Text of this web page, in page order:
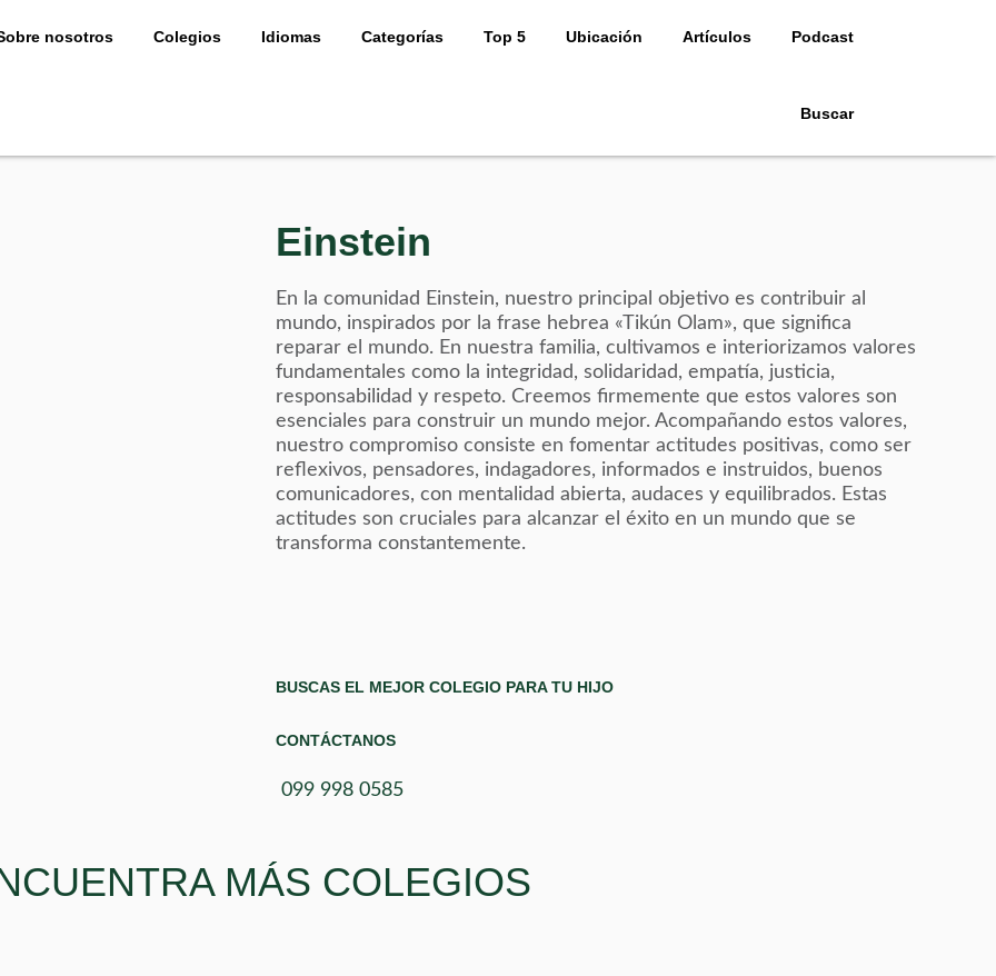
nosotros Colegios Idiomas Categorías Top 5 Ubicación Artículos Podcast
Buscar
Einstein
En la comunidad Einstein, nuestro principal objetivo es contribuir al
mundo, inspirados por la frase hebrea «Tikún Olam», que significa
reparar el mundo. En nuestra familia, cultivamos e interiorizamos valores
fundamentales como la integridad, solidaridad, empatía, justicia,
responsabilidad y respeto. Creemos firmemente que estos valores son
esenciales para construir un mundo mejor. Acompañando estos valores,
nuestro compromiso consiste en fomentar actitudes positivas, como ser
reflexivos, pensadores, indagadores, informados e instruidos, buenos
comunicadores, con mentalidad abierta, audaces y equilibrados. Estas
actitudes son cruciales para alcanzar el éxito en un mundo que se
transforma constantemente.
BUSCAS EL MEJOR COLEGIO PARA TU HIJO
CONTÁCTANOS
099 998 0585
MÁS COLEGIOS